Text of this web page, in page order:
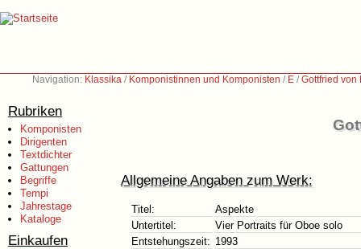
Navigation: Klassika / Komponistinnen und Komponisten / E /Gottfried von
Rubriken
Komponisten
Dirigenten
Textdichter
Gattungen
Begriffe
Tempi
Jahrestage
Kataloge
Einkaufen
Allgemeine Angaben zum Werk:
Titel:
Aspekte
Untertitel:
Vier Portraits für Oboe solo
Entstehungszeit: 1993